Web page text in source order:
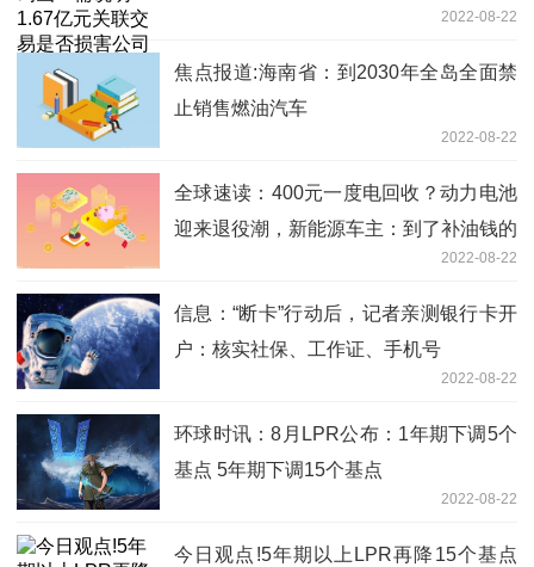
2022-08-22
焦点报道:海南省：到2030年全岛全面禁
止销售燃油汽车
2022-08-22
全球速读：400元一度电回收？动力电池
迎来退役潮，新能源车主：到了补油钱的
2022-08-22
信息：“断卡”行动后，记者亲测银行卡开
户：核实社保、工作证、手机号
2022-08-22
环球时讯：8月LPR公布：1年期下调5个
基点 5年期下调15个基点
2022-08-22
今日观点!5年期以上LPR再降15个基点